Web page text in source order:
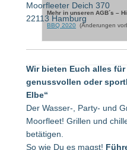
Mehr in unseren AGB´s –
BBQ 2020 (Änderungen
Moorfleeter Deich 370
22113 Hamburg
Wir bieten Euch alles
genussvollen oder
Elbe“
Der Wasser-, Party- und
Moorfleet! Grillen und
betätigen.
So wie Du es magst!